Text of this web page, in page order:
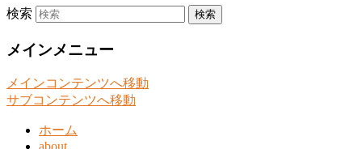
検索
メインメニュー
メインコンテンツへ移動
サブコンテンツへ移動
ホーム